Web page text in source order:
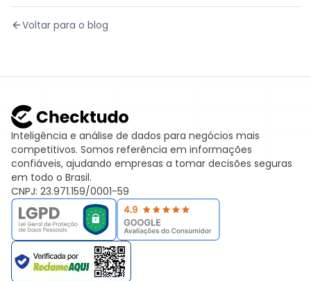
Voltar para o blog
Inteligência e análise de dados para negócios mais
competitivos. Somos referência em informações
confiáveis, ajudando empresas a tomar decisões seguras
em todo o Brasil.
CNPJ: 23.971.159/0001-59